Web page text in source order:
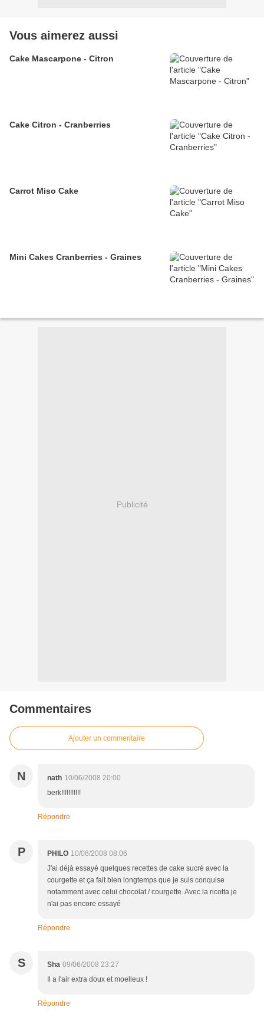
Vous aimerez aussi
Cake Mascarpone - Citron
Cake Citron - Cranberries
Carrot Miso Cake
Mini Cakes Cranberries - Graines
Publicité
Commentaires
Ajouter un commentaire
N nath 10/06/2008 20:00
berk!!!!!!!!!!!
Répondre
P PHILO 10/06/2008 08:06
J'ai déjà essayé quelques recettes de cake sucré avec la
courgette et ça fait bien longtemps que je suis conquise
notamment avec celui chocolat / courgette. Avec la ricotta je
n'ai pas encore essayé
Répondre
S Sha 09/06/2008 23:27
Il a l'air extra doux et moelleux !
Répondre